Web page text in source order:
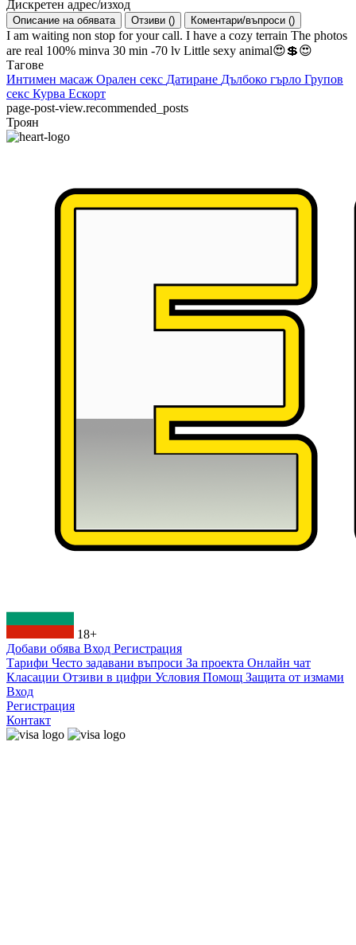
Дискретен адрес/изход
Описание на обявата Отзиви () Коментари/въпроси ()
I am waiting non stop for your call. I have a cozy terrain The photos
are real 100% minva 30 min -70 lv Little sexy animal😍💲😍
Тагове
Интимен масаж Орален секс Датиране Дълбоко гърло Групов
секс Курва Ескорт
page-post-view.recommended_posts
Троян
18+
Добави обява Вход Регистрация
Тарифи Често задавани въпроси За проекта Онлайн чат
Класации Отзиви в цифри Условия Помощ Защита от измами
Вход
Регистрация
Контакт